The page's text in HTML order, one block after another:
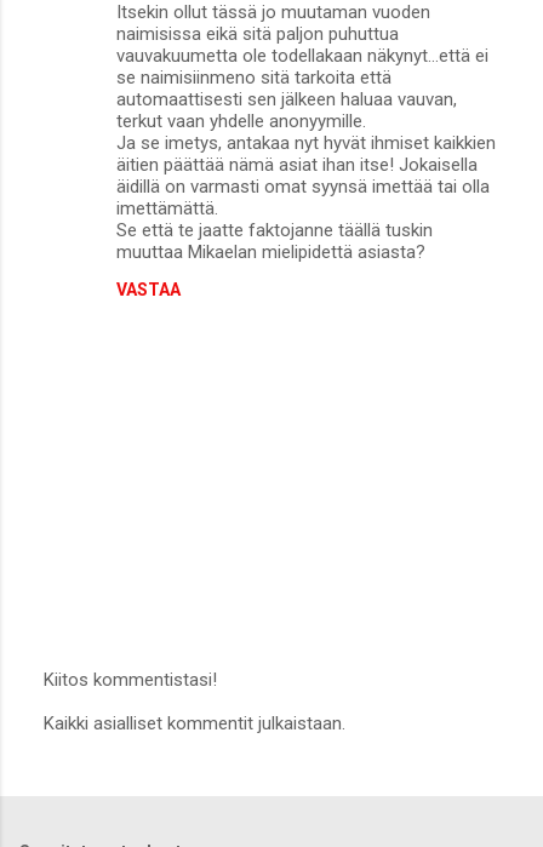
Itsekin ollut tässä jo muutaman vuoden
naimisissa eikä sitä paljon puhuttua
vauvakuumetta ole todellakaan näkynyt...että ei
se naimisiinmeno sitä tarkoita että
automaattisesti sen jälkeen haluaa vauvan,
terkut vaan yhdelle anonyymille.
Ja se imetys, antakaa nyt hyvät ihmiset kaikkien
äitien päättää nämä asiat ihan itse! Jokaisella
äidillä on varmasti omat syynsä imettää tai olla
imettämättä.
Se että te jaatte faktojanne täällä tuskin
muuttaa Mikaelan mielipidettä asiasta?
VASTAA
ä
Kiitos kommentistasi!
Kaikki asialliset kommentit julkaistaan.